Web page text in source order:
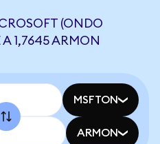
(ONDO
1,7645 ARMON
MSFTON
ARMON